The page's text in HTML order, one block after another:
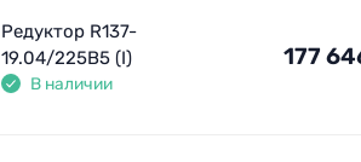
Редуктор R137-
19.04/225В5 (I)
В наличии
177